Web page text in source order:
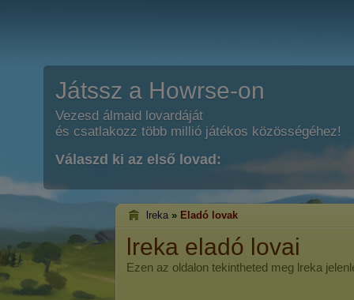
Játssz a Howrse-on
Vezesd álmaid lovardáját
és csatlakozz több millió játékos közösségéhez!
Válaszd ki az első lovad:
lreka » Eladó lovak
lreka eladó lovai
Ezen az oldalon tekintheted meg lreka